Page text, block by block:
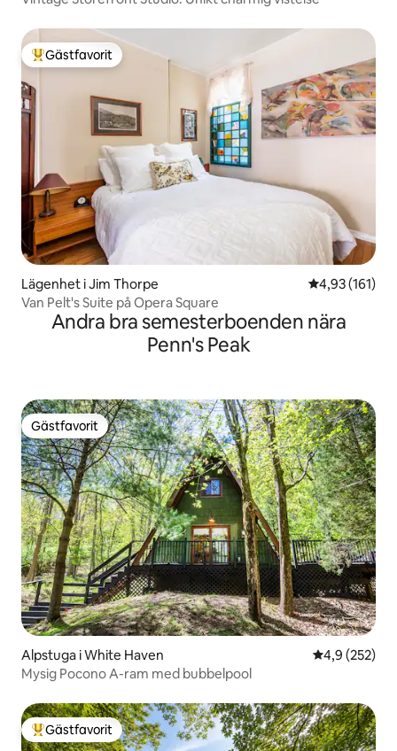
Populär gästfavorit
Gästfavorit
Lägenhet i Jim Thorpe 4,93 av 5 i
4,93 (161)
Van Pelt's Suite på Opera Square
Andra bra semesterboenden nära
Penn's Peak
Gästfavorit
Gästfavorit
Alpstuga i White Haven 4,9 av 5 i
4,9 (252)
Mysig Pocono A-ram med bubbelpool
Populär gästfavorit
Gästfavorit